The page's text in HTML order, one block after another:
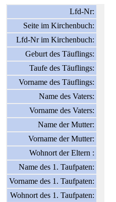
Lfd-Nr:
Seite im Kirchenbuch:
Lfd-Nr im Kirchenbuch:
Geburt des Täuflings:
Taufe des Täuflings:
Vorname des Täuflings:
Name des Vaters:
Vorname des Vaters:
Name der Mutter:
Vorname der Mutter:
Wohnort der Eltern :
Name des 1. Taufpaten:
Vorname des 1. Taufpaten:
Wohnort des 1. Taufpaten: